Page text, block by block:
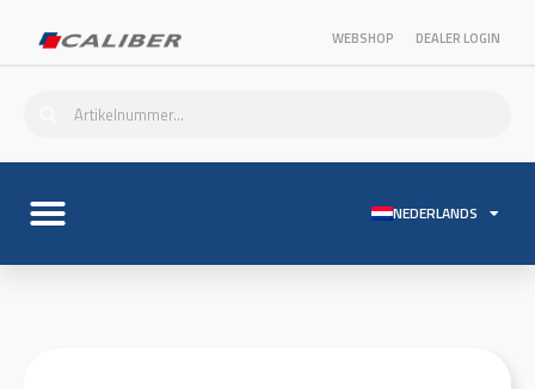
WEBSHOP DEALER LOGIN
NEDERLANDS